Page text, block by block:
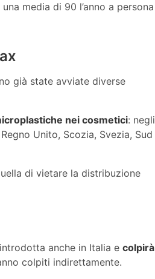
media di 90 l’anno a persona
già state avviate diverse
nei cosmetici: negli
Unito, Scozia, Svezia, Sud
di vietare la distribuzione
anche in Italia e colpirà
colpiti indirettamente.